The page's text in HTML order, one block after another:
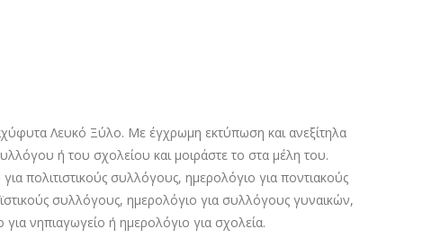
Λευκό Ξύλο. Με έγχρωμη εκτύπωση και ανεξίτηλα
ή του σχολείου και μοιράστε το στα μέλη του.
πολιτιστικούς συλλόγους, ημερολόγιο για ποντιακούς
συλλόγους, ημερολόγιο για συλλόγους γυναικών,
νηπιαγωγείο ή ημερολόγιο για σχολεία.